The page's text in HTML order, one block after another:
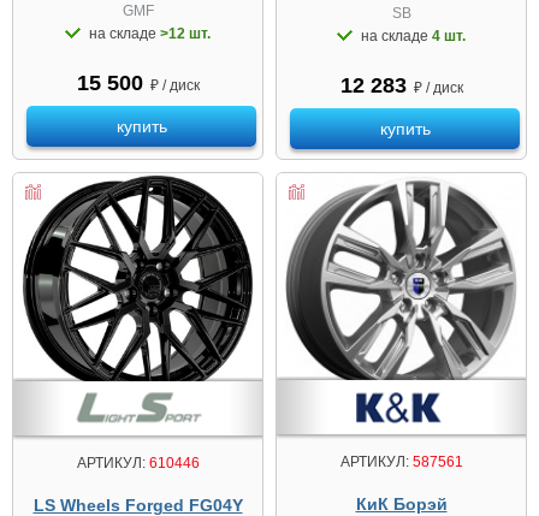
GMF
на складе >12 шт.
15 500 ₽ / диск
купить
SB
на складе 4 шт.
12 283 ₽ / диск
купить
АРТИКУЛ:610446
LS Wheels Forged FG04Y
АРТИКУЛ:587561
КиК Борэй